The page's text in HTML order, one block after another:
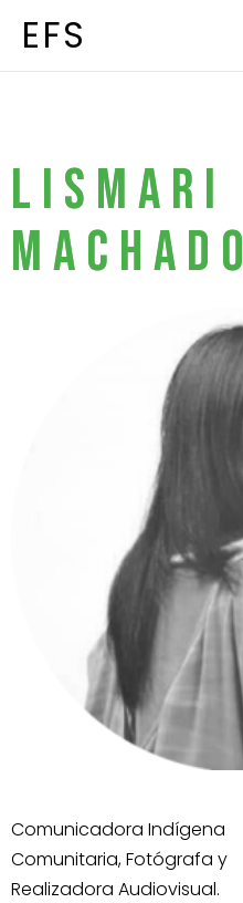
contenido
EFS
LISMARI
MACHADO
Comunicadora Indígena
Comunitaria, Fotógrafa y
Realizadora Audiovisual.